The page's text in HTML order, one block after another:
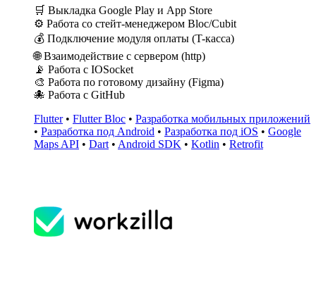
🛒 Выкладка Google Play и App Store
⚙️ Работа со стейт-менеджером Bloc/Cubit
💰 Подключение модуля оплаты (T-касса)
🌐 Взаимодействие с сервером (http)
📡 Работа с IOSocket
🎨 Работа по готовому дизайну (Figma)
🐙 Работа с GitHub
Flutter• Flutter Bloc • Разработка мобильных приложений
• Разработка под Android • Разработка под iOS • Google
Maps API • Dart • Android SDK • Kotlin • Retrofit